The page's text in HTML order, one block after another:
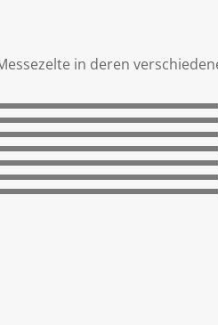
in deren